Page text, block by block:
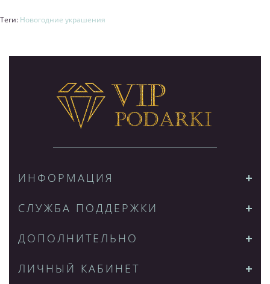
Теги: Новогодние украшения
ИНФОРМАЦИЯ
СЛУЖБА ПОДДЕРЖКИ
ДОПОЛНИТЕЛЬНО
ЛИЧНЫЙ КАБИНЕТ